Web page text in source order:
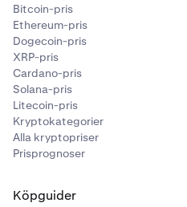
Bitcoin-pris
Ethereum-pris
Dogecoin-pris
XRP-pris
Cardano-pris
Solana-pris
Litecoin-pris
Kryptokategorier
Alla kryptopriser
Prisprognoser
Köpguider